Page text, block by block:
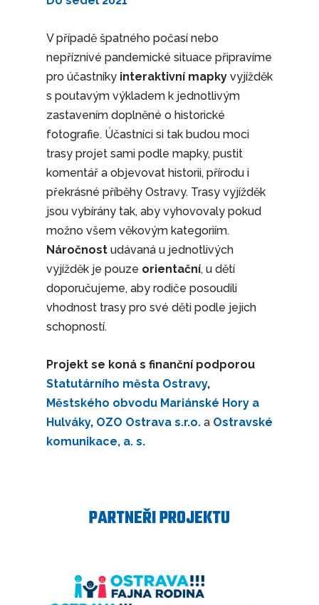
V případě špatného počasí nebo
nepříznivé pandemické situace připravíme
pro účastníky interaktivní mapkyvyjížděk
s poutavým výkladem k jednotlivým
zastavením doplněné o historické
fotografie. Účastníci si tak budou moci
trasy projet sami podle mapky, pustit
komentář a objevovat historii, přírodu i
překrásné příběhy Ostravy. Trasy vyjížděk
jsou vybírány tak, aby vyhovovaly pokud
možno všem věkovým kategoriím.
Náročnostudávaná u jednotlivých
vyjížděk je pouze orientační, u dětí
doporučujeme, aby rodiče posoudili
vhodnost trasy pro své děti podle jejich
schopností.
Projekt se koná s finanční podporou
Statutárního města Ostravy,
Městského obvodu Mariánské Hory a
Hulváky, OZO Ostrava s.r.o. a Ostravské
komunikace, a. s.
PARTNEŘI PROJEKTU